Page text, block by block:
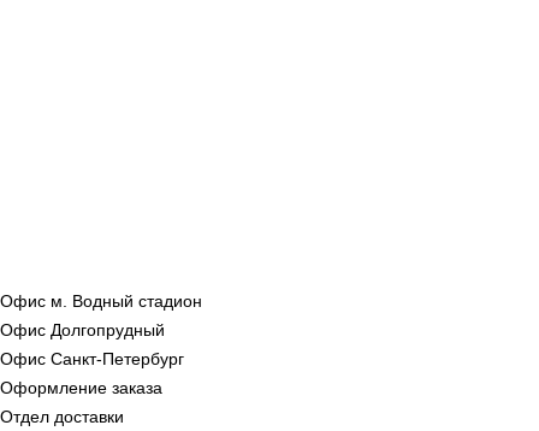
Офис м. Водный стадион
Офис Долгопрудный
Офис Санкт‑Петербург
Оформление заказа
Отдел доставки